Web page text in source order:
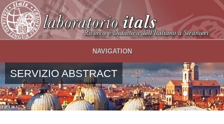
Salta al contenuto principale
NAVIGATION
SERVIZIO ABSTRACT